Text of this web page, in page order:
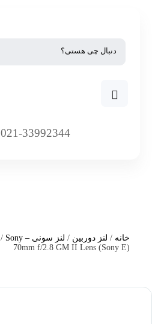
021-33992344
خانه / لنز دوربین / لنز سونی – Sony
70mm f/2.8 GM II Lens (Sony E)